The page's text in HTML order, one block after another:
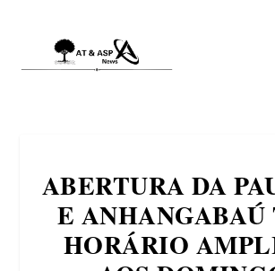
ABERTURA DA
E ANHANGABAÚ
HORÁRIO